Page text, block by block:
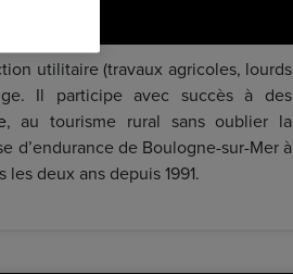
utilitaire (travaux agricoles, lourds
Il participe avec succès à des
, au tourisme rural sans oublier la
d’endurance de Boulogne-sur-Mer à
les deux ans depuis 1991.